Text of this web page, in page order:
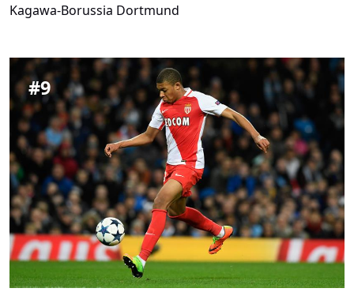
Kagawa-Borussia Dortmund
#9